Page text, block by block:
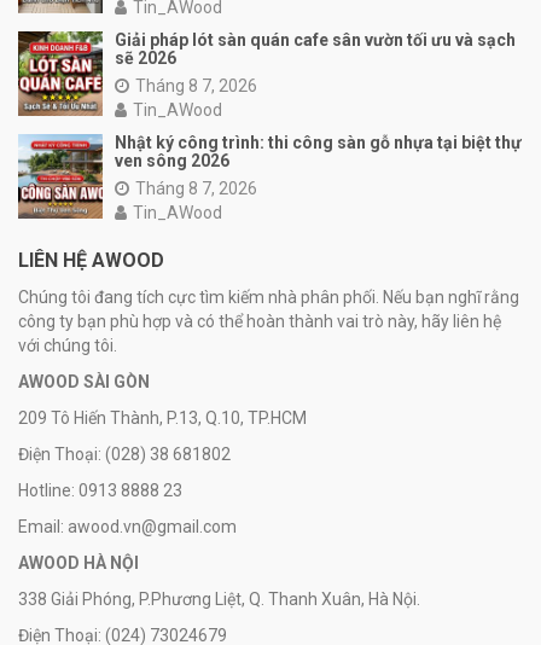
Tin_AWood
Giải pháp lót sàn quán cafe sân vườn tối ưu và sạch
sẽ 2026
Tháng 8 7, 2026
Tin_AWood
Nhật ký công trình: thi công sàn gỗ nhựa tại biệt thự
ven sông 2026
Tháng 8 7, 2026
Tin_AWood
LIÊN HỆ AWOOD
Chúng tôi đang tích cực tìm kiếm nhà phân phối. Nếu bạn nghĩ rằng
công ty bạn phù hợp và có thể hoàn thành vai trò này, hãy liên hệ
với chúng tôi.
AWOOD SÀI GÒN
209 Tô Hiến Thành, P.13, Q.10, TP.HCM
Điện Thoại: (028) 38 681802
Hotline: 0913 8888 23
Email: awood.vn@gmail.com
AWOOD HÀ NỘI
338 Giải Phóng, P.Phương Liệt, Q. Thanh Xuân, Hà Nội.
Điện Thoại: (024) 73024679